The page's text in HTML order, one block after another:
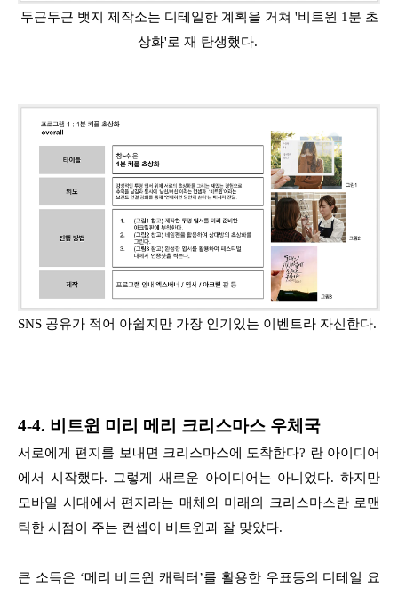
두근두근 뱃지 제작소는 디테일한 계획을 거쳐 '비트윈 1분 초
상화'로 재 탄생했다.
SNS 공유가 적어 아쉽지만 가장 인기있는 이벤트라 자신한다.
4-4. 비트윈 미리 메리 크리스마스 우체국
서로에게 편지를 보내면 크리스마스에 도착한다? 란 아이디어
에서 시작했다. 그렇게 새로운 아이디어는 아니었다. 하지만
모바일 시대에서 편지라는 매체와 미래의 크리스마스란 로맨
틱한 시점이 주는 컨셉이 비트윈과 잘 맞았다.
큰 소득은 ‘메리 비트윈 캐릭터’를 활용한 우표등의 디테일 요